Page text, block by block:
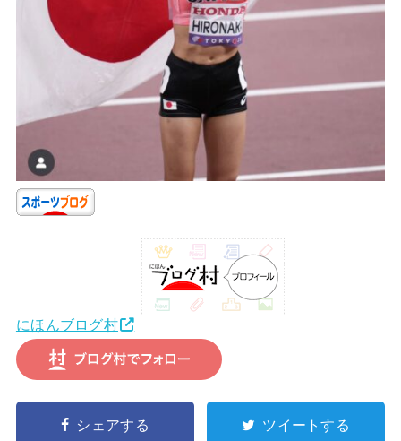
にほんブログ村
シェアする ツイートする